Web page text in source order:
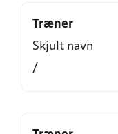
Træner
Skjult navn
/